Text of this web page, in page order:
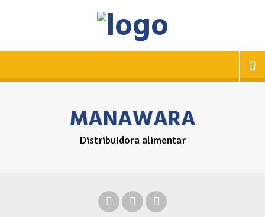
MANAWARA
Distribuidora alimentar